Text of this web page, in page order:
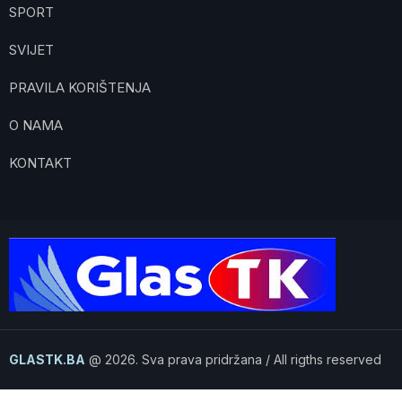
SPORT
SVIJET
PRAVILA KORIŠTENJA
O NAMA
KONTAKT
GLASTK.BA @ 2026. Sva prava pridržana / All rigths reserved